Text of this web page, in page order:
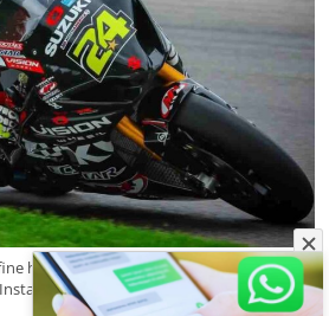
ha fatto il pilota spagnolo ex MotoGP
Toni Elias)